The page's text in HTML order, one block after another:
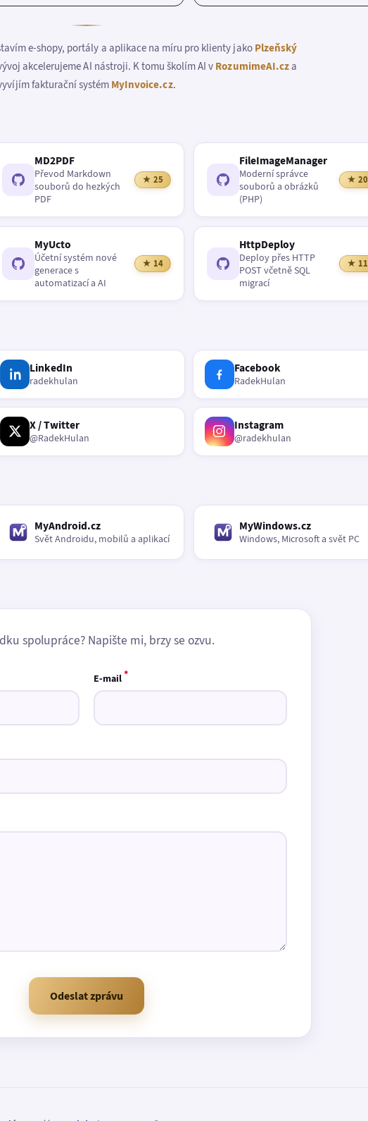
e-shopy, portály a aplikace na míru pro klienty jako Plzeňský
akcelerujeme AI nástroji. K tomu školím AI v RozumimeAI.cza
fakturační systémMyInvoice.cz.
MD2PDF
Převod Markdown
souborů do hezkých
PDF
★ 25
FileImageManager
Moderní správce
souborů a obrázků
(PHP)
★ 20
MyUcto
Účetní systém nové
generace s
automatizací a AI
★ 14
HttpDeploy
Deploy přes HTTP
POST včetně SQL
migrací
★ 11
LinkedIn
radekhulan
Facebook
RadekHulan
X / Twitter
@RadekHulan
Instagram
@radekhulan
MyAndroid.cz
Svět Androidu, mobilů a aplikací
MyWindows.cz
Windows, Microsoft a svět PC
spolupráce? Napište mi, brzy se ozvu.
E-mail*
Odeslat zprávu